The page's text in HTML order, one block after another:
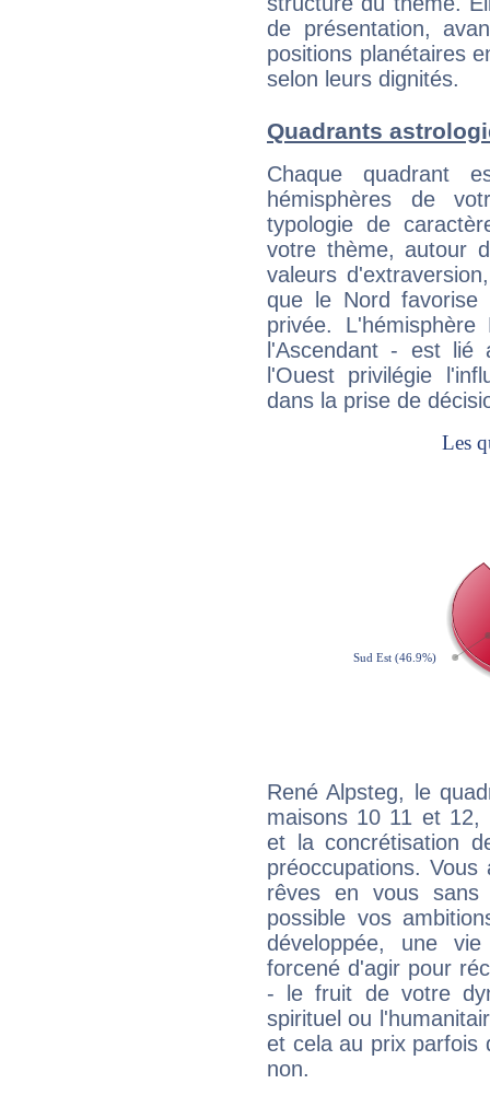
de présentation,
positions planétaires
selon leurs dignités.
Quadrants
Chaque quadrant
hémisphères de
typologie de
votre thème, autour
valeurs
que le Nord favorise
privée.
l'Ascendant - est
l'Ouest privilégie
dans la prise de
René Alpsteg, le
maisons 10 11 et 12,
et la concrétisation
préoccupations.
rêves en vous sans
possible vos
développée, une
forcené d'agir pour
- le fruit de votre
spirituel ou
et cela au prix parfois
non.